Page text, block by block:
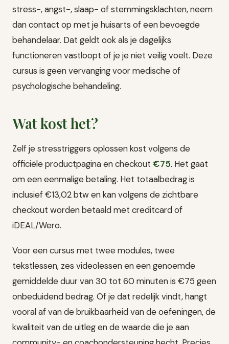
stress-, angst-, slaap- of stemmingsklachten, neem
dan contact op met je huisarts of een bevoegde
behandelaar. Dat geldt ook als je dagelijks
functioneren vastloopt of je je niet veilig voelt. Deze
cursus is geen vervanging voor medische of
psychologische behandeling.
Wat kost het?
Zelf je stresstriggers oplossen kost volgens de
officiële productpagina en checkout €75. Het gaat
om een eenmalige betaling. Het totaalbedrag is
inclusief €13,02 btw en kan volgens de zichtbare
checkout worden betaald met creditcard of
iDEAL/Wero.
Voor een cursus met twee modules, twee
tekstlessen, zes videolessen en een genoemde
gemiddelde duur van 30 tot 60 minuten is €75 geen
onbeduidend bedrag. Of je dat redelijk vindt, hangt
vooral af van de bruikbaarheid van de oefeningen, de
kwaliteit van de uitleg en de waarde die je aan